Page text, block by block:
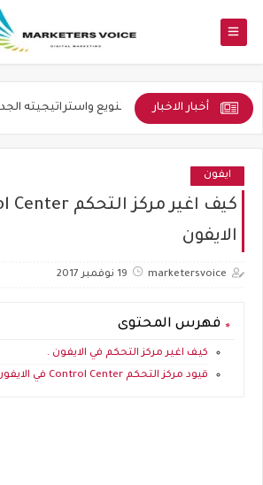
أخبار الاخبار
التنويع واستراتيجيته الجديدة في سيو
ايفون
الايفون
marketersvoice 19 نوفمبر 2017
فهرس المحتوى
كيف اغير مركز التحكم في الايفون .
قيود مركز التحكم Control Center في الايفون .